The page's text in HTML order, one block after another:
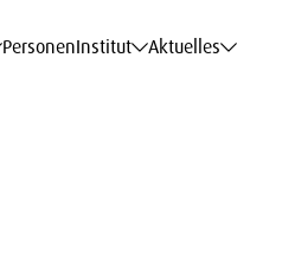
PersonenInstitut Aktuelles